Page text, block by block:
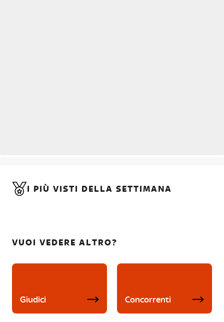
I PIÙ VISTI DELLA SETTIMANA
VUOI VEDERE ALTRO?
Giudici Concorrenti